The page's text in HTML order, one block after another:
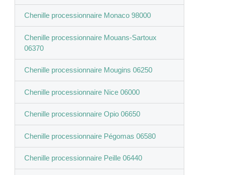
Chenille processionnaire Monaco 98000
Chenille processionnaire Mouans-Sartoux
06370
Chenille processionnaire Mougins 06250
Chenille processionnaire Nice 06000
Chenille processionnaire Opio 06650
Chenille processionnaire Pégomas 06580
Chenille processionnaire Peille 06440